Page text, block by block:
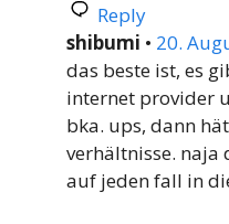
Reply
shibumi • 20.
das beste ist, es
internet provider
bka. ups, dann
verhältnisse. naja
auf jeden fall in